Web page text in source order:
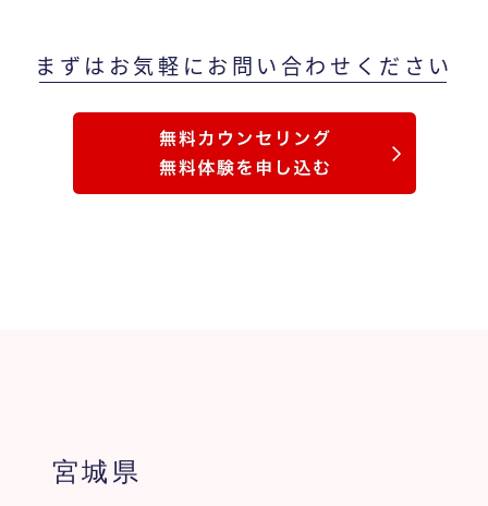
まずはお気軽にお問い合わせください
宮城県